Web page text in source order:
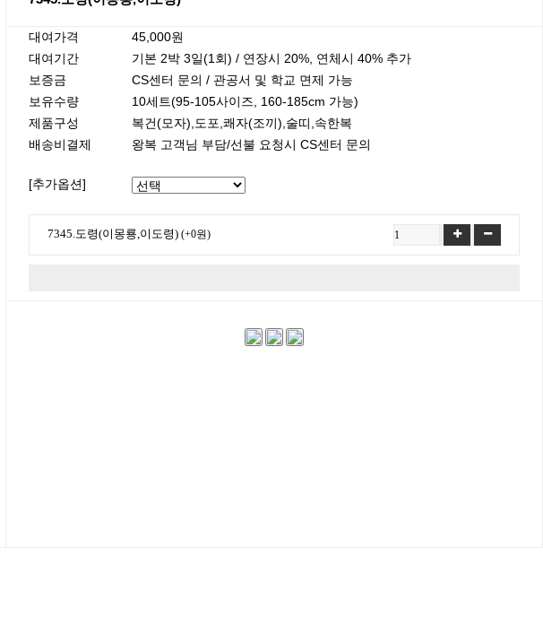
대여가격
45,000원
대여기간
기본 2박 3일(1회) / 연장시 20%, 연체시 40% 추가
보증금
CS센터 문의 / 관공서 및 학교 면제 가능
보유수량
10세트(95-105사이즈, 160-185cm 가능)
제품구성
복건(모자),도포,쾌자(조끼),술띠,속한복
배송비결제
왕복 고객님 부담/선불 요청시 CS센터 문의
[추가옵션]
7345.도령(이몽룡,이도령) (+0원)